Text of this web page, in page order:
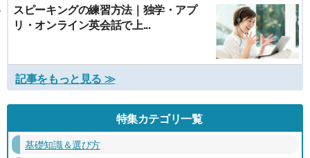
スピーキングの練習方法｜独学・アプ
リ・オンライン英会話で上...
記事をもっと見る ≫
特集カテゴリ一覧
基礎知識＆選び方